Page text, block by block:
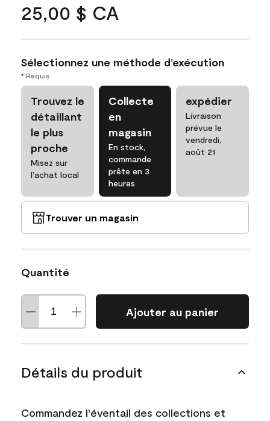
25,00 $ CA
Sélectionnez une méthode d’exécution
* Requis
Trouvez le
détaillant
le plus
proche
Misez sur
l’achat local
Collecte
en
magasin
En stock,
commande
prête en 3
heures
expédier
Livraison
prévue le
vendredi,
août 21
Trouver un magasin
Quantité
Ajouter au panier
Détails du produit
Commandez l'éventail des collections et